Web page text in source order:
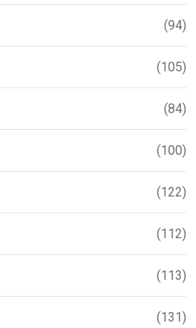
(94)
(105)
(84)
(100)
(122)
(112)
(113)
(131)